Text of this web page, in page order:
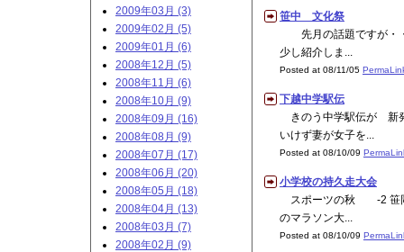
笹中 文化祭
先月の話題ですが・・
少し紹介しま...
Posted at 08/11/05
下越中学駅伝
きのう中学駅伝が 新
いけず妻が女子を...
Posted at 08/10/09
小学校の持久走大会
スポーツの秋 -2 笹岡
のマラソン大...
Posted at 08/10/09
2009年03月 (3)
2009年02月 (5)
2009年01月 (6)
2008年12月 (5)
2008年11月 (6)
2008年10月 (9)
2008年09月 (16)
2008年08月 (9)
2008年07月 (17)
2008年06月 (20)
2008年05月 (18)
2008年04月 (13)
2008年03月 (7)
2008年02月 (9)